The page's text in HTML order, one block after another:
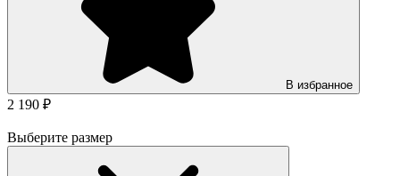
В избранное
2 190 ₽
Выберите размер